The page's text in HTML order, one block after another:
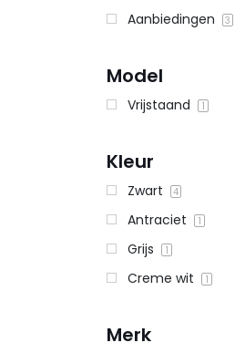
Aanbiedingen 3
Model
Vrijstaand 1
Kleur
Zwart 4
Antraciet 1
Grijs 1
Creme wit 1
Merk